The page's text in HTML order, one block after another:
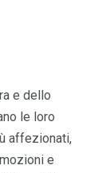
e dello
le loro
affezionati,
e